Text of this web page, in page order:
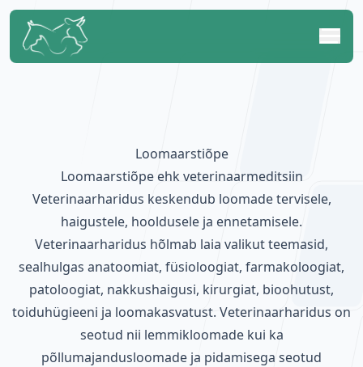
Loomaarstiõpe
Loomaarstiõpe ehk veterinaarmeditsiin
Veterinaarharidus keskendub loomade tervisele,
haigustele, hooldusele ja ennetamisele.
Veterinaarharidus hõlmab laia valikut teemasid,
sealhulgas anatoomiat, füsioloogiat, farmakoloogiat,
patoloogiat, nakkushaigusi, kirurgiat, bioohutust,
toiduhügieeni ja loomakasvatust. Veterinaarharidus on
seotud nii lemmikloomade kui ka
põllumajandusloomade ja pidamisega seotud